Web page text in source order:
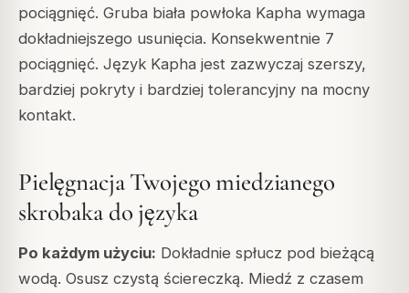
pociągnięć. Gruba biała powłoka Kapha wymaga
dokładniejszego usunięcia. Konsekwentnie 7
pociągnięć. Język Kapha jest zazwyczaj szerszy,
bardziej pokryty i bardziej tolerancyjny na mocny
kontakt.
Pielęgnacja Twojego miedzianego
skrobaka do języka
Po każdym użyciu: Dokładnie spłucz pod bieżącą
wodą. Osusz czystą ściereczką. Miedź z czasem